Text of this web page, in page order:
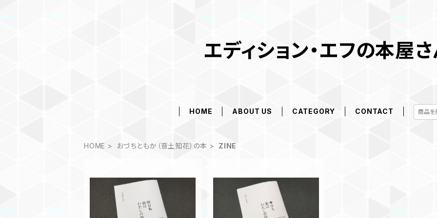
エディション・エフの本屋
HOME ABOUT US CATEGORY CONTACT
HOME おづちともか（音土知花）の本 ZINE